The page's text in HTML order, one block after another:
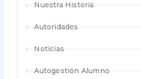
Nuestra Historia
Autoridades
Noticias
Autogestión Alumno